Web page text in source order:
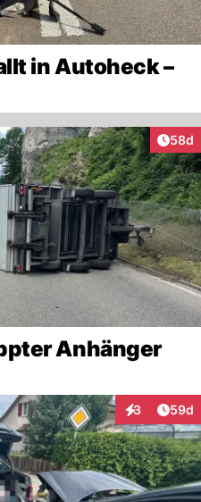
in Autoheck –
58d
Anhänger
3
Interaktionen
59d